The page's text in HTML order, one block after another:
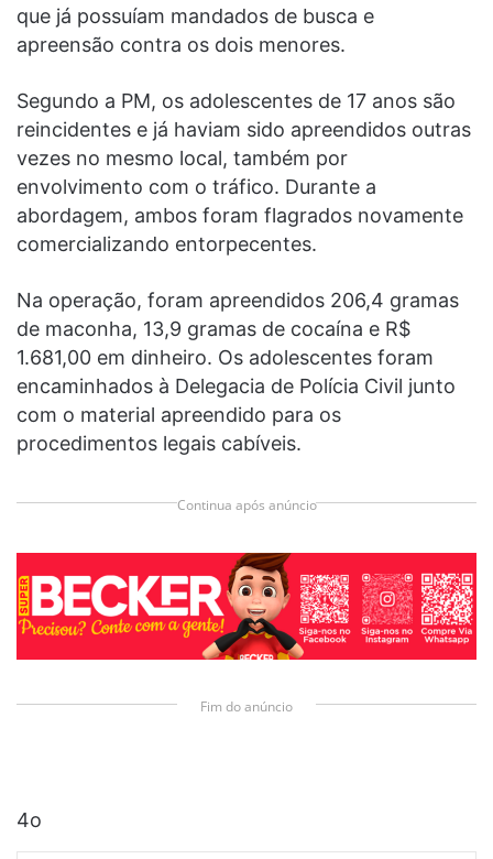
que já possuíam mandados de busca e
apreensão contra os dois menores.
Segundo a PM, os adolescentes de 17 anos são
reincidentes e já haviam sido apreendidos outras
vezes no mesmo local, também por
envolvimento com o tráfico. Durante a
abordagem, ambos foram flagrados novamente
comercializando entorpecentes.
Na operação, foram apreendidos 206,4 gramas
de maconha, 13,9 gramas de cocaína e R$
1.681,00 em dinheiro. Os adolescentes foram
encaminhados à Delegacia de Polícia Civil junto
com o material apreendido para os
procedimentos legais cabíveis.
Continua após anúncio
Fim do anúncio
4o